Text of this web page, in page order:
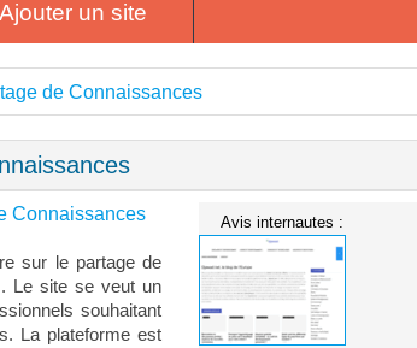
Ajouter un site
de Connaissances
Connaissances
sur le partage de
Le site se veut un
souhaitant
La plateforme est
Avis internautes :